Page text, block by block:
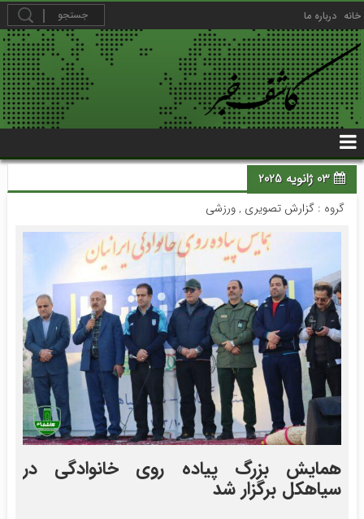
خانه درباره ما
03 ژانویه 2025
گروه :گزارش تصویری ,ورزشی
همایش بزرگ پیاده روی خانوادگی در
سیاهکل برگزار شد